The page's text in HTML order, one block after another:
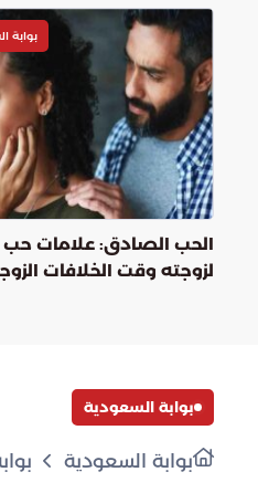
بوابة
الحب الصادق: علامات حب
لزوجته وقت الخلافات
بوابة السعودية
بوابة السعودية